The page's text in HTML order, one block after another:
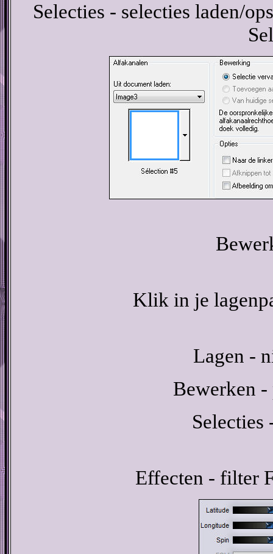
Selecties - selecties laden/
Klik in je
Lagen -
Bewerken
Selecties
Effecten - filter